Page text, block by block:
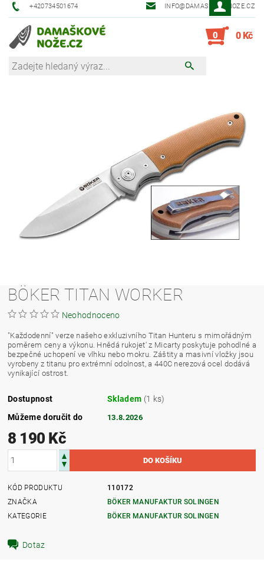
+420734501674 INFO@DAMASKOVE-NOZE.CZ
0 0 Kč
BÖKER TITAN WORKER
Neohodnoceno
"Každodenní" verze našeho exkluzivního Titan Hunteru s mimořádným
poměrem ceny a výkonu. Hnědá rukojet' z Micarty poskytuje pohodlné a
bezpečné uchopení ve vlhku nebo mokru. Záštity a masivní vložky jsou
vyrobeny z titanu pro extrémní odolnost, a 440C nerezová ocel dodává
vynikající ostrost.
Dostupnost Skladem (1 ks)
Můžeme doručit do
13.8.2026
8 190 Kč
KÓD PRODUKTU
110172
ZNAČKA
BÖKER MANUFAKTUR SOLINGEN
KATEGORIE
BÖKER MANUFAKTUR SOLINGEN
Dotaz